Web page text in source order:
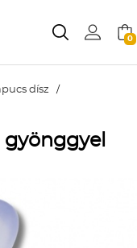
0
dísz /
gyönggyel